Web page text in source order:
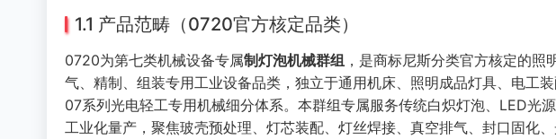
1.1 产品范畴（0720官方核定品类）
0720为第七类机械设备专属制灯泡机械群组 ，是商标尼斯分类官方核定的
气、精制、组装专用工业设备品类，独立于通用机床、照明成品灯具、电工
07系列光电轻工专用机械细分体系。本群组专属服务传统白炽灯泡、LED光
工业化量产，聚焦玻壳预处理、灯芯装配、灯丝焊接、真空排气、封口固化